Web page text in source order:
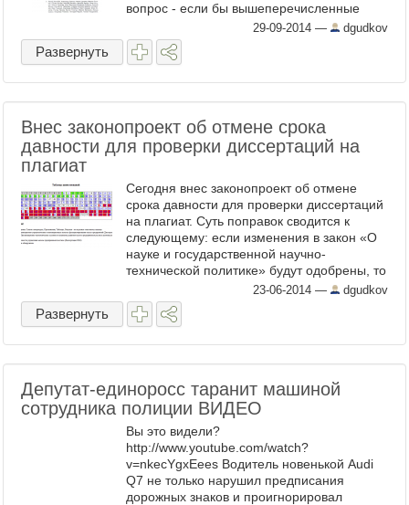
вопрос - если бы вышеперечисленные
военнослужащие, о которых идет речь в
моем письме, не ...
29-09-2014 — dgudkov
Развернуть
Внес законопроект об отмене срока
давности для проверки диссертаций на
плагиат
Сегодня внес законопроект об отмене
срока давности для проверки диссертаций
на плагиат. Суть поправок сводится к
следующему: если изменения в закон «О
науке и государственной научно-
технической политике» будут одобрены, то
оспорить решение Высшей
аттестационной комиссии (ВАК) о
присужде ...
23-06-2014 — dgudkov
Развернуть
Депутат-единоросс таранит машиной
сотрудника полиции ВИДЕО
Вы это видели?
http://www.youtube.com/watch?
v=nkecYgxEees Водитель новенькой Audi
Q7 не только нарушил предписания
дорожных знаков и проигнорировал